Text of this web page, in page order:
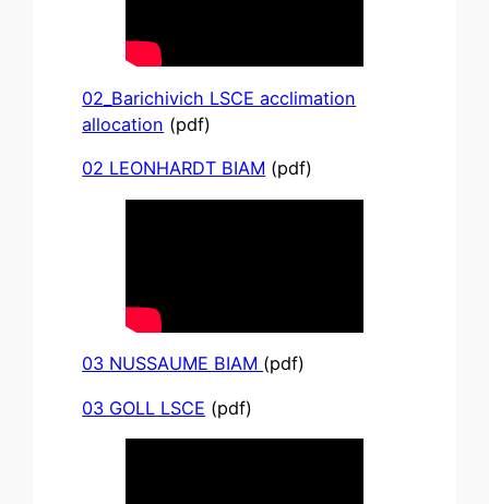
02_Barichivich LSCE acclimation
allocation (pdf)
02 LEONHARDT BIAM (pdf)
03 NUSSAUME BIAM (pdf)
03 GOLL LSCE (pdf)